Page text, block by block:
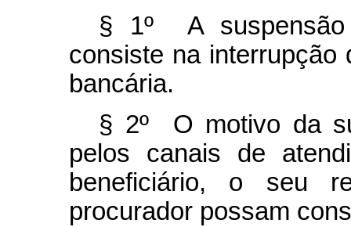
§ 1º A suspensão
consiste na interrupção
bancária.
§ 2º O motivo da
pelos canais de
beneficiário, o seu
procurador possam